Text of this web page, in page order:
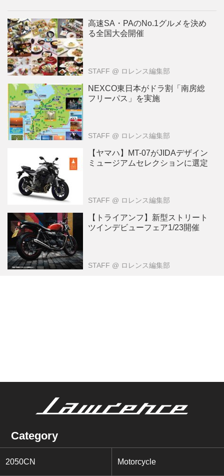
高速SA・PAのNo.1グルメを決め
る全国大会開催
STAFF @ ロレンス編集部
NEXCO東日本がドラ割「南房総
フリーパス」を実施
STAFF @ ロレンス編集部
【ヤマハ】MT-07がJIDAデザイン
ミュージアムセレクションに選定
STAFF @ ロレンス編集部
【トライアンフ】新型ストリート
ツインデビューフェア1/23開催
STAFF @ ロレンス編集部
Category
2050CN Motorcycle